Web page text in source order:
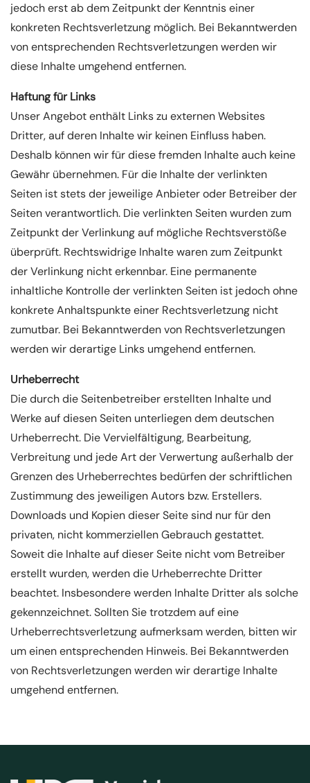
jedoch erst ab dem Zeitpunkt der Kenntnis einer
konkreten Rechtsverletzung möglich. Bei Bekanntwerden
von entsprechenden Rechtsverletzungen werden wir
diese Inhalte umgehend entfernen.
Haftung für Links
Unser Angebot enthält Links zu externen Websites
Dritter, auf deren Inhalte wir keinen Einfluss haben.
Deshalb können wir für diese fremden Inhalte auch keine
Gewähr übernehmen. Für die Inhalte der verlinkten
Seiten ist stets der jeweilige Anbieter oder Betreiber der
Seiten verantwortlich. Die verlinkten Seiten wurden zum
Zeitpunkt der Verlinkung auf mögliche Rechtsverstöße
überprüft. Rechtswidrige Inhalte waren zum Zeitpunkt
der Verlinkung nicht erkennbar. Eine permanente
inhaltliche Kontrolle der verlinkten Seiten ist jedoch ohne
konkrete Anhaltspunkte einer Rechtsverletzung nicht
zumutbar. Bei Bekanntwerden von Rechtsverletzungen
werden wir derartige Links umgehend entfernen.
Urheberrecht
Die durch die Seitenbetreiber erstellten Inhalte und
Werke auf diesen Seiten unterliegen dem deutschen
Urheberrecht. Die Vervielfältigung, Bearbeitung,
Verbreitung und jede Art der Verwertung außerhalb der
Grenzen des Urheberrechtes bedürfen der schriftlichen
Zustimmung des jeweiligen Autors bzw. Erstellers.
Downloads und Kopien dieser Seite sind nur für den
privaten, nicht kommerziellen Gebrauch gestattet.
Soweit die Inhalte auf dieser Seite nicht vom Betreiber
erstellt wurden, werden die Urheberrechte Dritter
beachtet. Insbesondere werden Inhalte Dritter als solche
gekennzeichnet. Sollten Sie trotzdem auf eine
Urheberrechtsverletzung aufmerksam werden, bitten wir
um einen entsprechenden Hinweis. Bei Bekanntwerden
von Rechtsverletzungen werden wir derartige Inhalte
umgehend entfernen.